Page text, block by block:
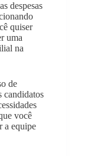
despesas
quiser
uma
na
de
candidatos
você
a equipe